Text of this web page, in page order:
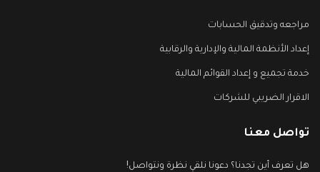
مراجعه وتدقيق الحسابات
إعداد الأنظمة المالية والإدارية والرقابية
خدمة تجميع و إعداد القوائم المالية
الاقرار الضريبي للشركات
تواصل معنا
هل تعرف أين تجدنا؟ دعونا نلقي نظرة ونتواصل!